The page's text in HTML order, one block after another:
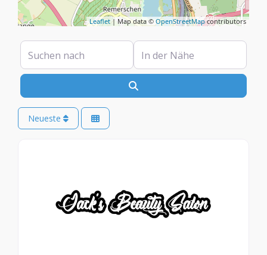
Leaflet| Map data © OpenStreetMapcontributors
Suchen nach In der Nähe
Neueste